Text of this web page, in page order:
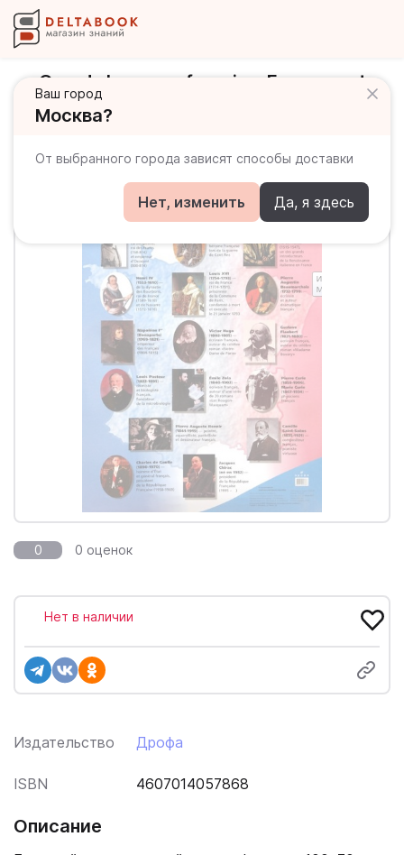
Ваш город
Москва?
От выбранного города зависят способы доставки
Нет, изменить Да, я здесь
Grands hommes francias. Evenements
historiques en France / Двусторонний
0 0 оценок
Издательство Дрофа
ISBN 4607014057868
Нет в наличии
Описание